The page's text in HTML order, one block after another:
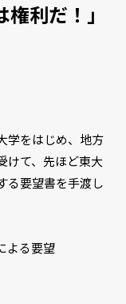
利だ！」
学をはじめ、地方
けて、先ほど東大
る要望書を手渡し
よる要望